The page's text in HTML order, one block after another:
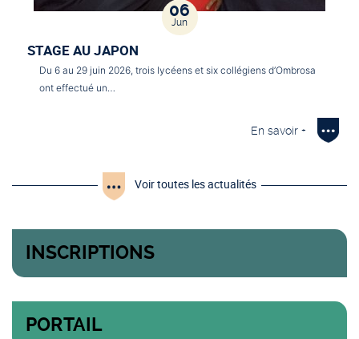
06
Jun
STAGE AU JAPON
Du 6 au 29 juin 2026, trois lycéens et six collégiens d’Ombrosa
ont effectué un…
En savoir +
Voir toutes les actualités
INSCRIPTIONS
PORTAIL